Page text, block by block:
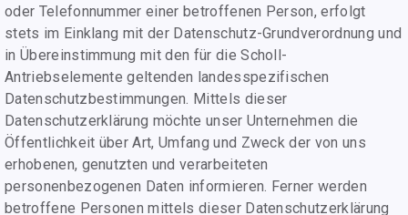
oder Telefonnummer einer betroffenen Person, erfolgt
stets im Einklang mit der Datenschutz-Grundverordnung und
in Übereinstimmung mit den für die Scholl-
Antriebselemente geltenden landesspezifischen
Datenschutzbestimmungen. Mittels dieser
Datenschutzerklärung möchte unser Unternehmen die
Öffentlichkeit über Art, Umfang und Zweck der von uns
erhobenen, genutzten und verarbeiteten
personenbezogenen Daten informieren. Ferner werden
betroffene Personen mittels dieser Datenschutzerklärung